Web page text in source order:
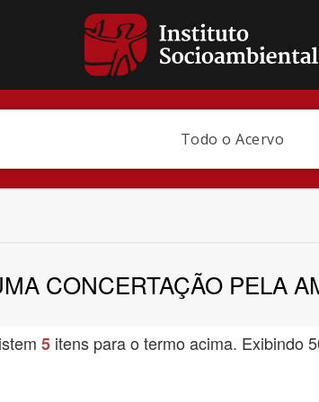
Todo o Acervo
CONCERTAÇÃO PELA
5 itens para o termo acima. Exibindo